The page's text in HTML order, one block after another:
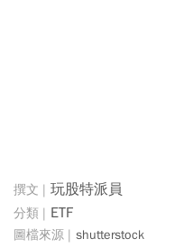
玩股特派員
ETF
shutterstock